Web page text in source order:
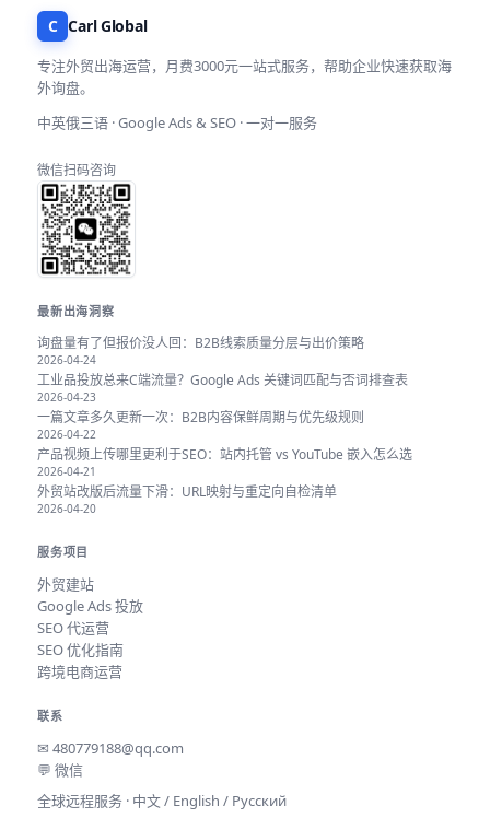
C Carl Global
专注外贸出海运营，月费3000元一站式服务，帮助企业快速获取海
外询盘。
中英俄三语 · Google Ads & SEO · 一对一服务
微信扫码咨询
最新出海洞察
询盘量有了但报价没人回：B2B线索质量分层与出价策略
2026-04-24
工业品投放总来C端流量？Google Ads 关键词匹配与否词排查表
2026-04-23
一篇文章多久更新一次：B2B内容保鲜周期与优先级规则
2026-04-22
产品视频上传哪里更利于SEO：站内托管 vs YouTube 嵌入怎么选
2026-04-21
外贸站改版后流量下滑：URL映射与重定向自检清单
2026-04-20
服务项目
外贸建站
Google Ads 投放
SEO 代运营
SEO 优化指南
跨境电商运营
联系
✉480779188@qq.com
💬 微信
全球远程服务 · 中文 / English / Русский